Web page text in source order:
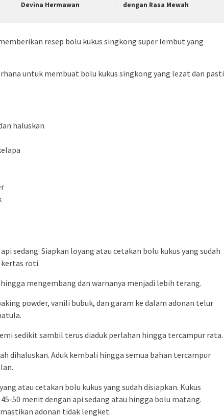
Devina Hermawan
dengan Rasa Mewah
resep bolu kukus singkong super lembut yang
untuk membuat bolu kukus singkong yang lezat dan pasti
haluskan
sedang. Siapkan loyang atau cetakan bolu kukus yang sudah
roti.
mengembang dan warnanya menjadi lebih terang.
powder, vanili bubuk, dan garam ke dalam adonan telur
sedikit sambil terus diaduk perlahan hingga tercampur rata.
dihaluskan. Aduk kembali hingga semua bahan tercampur
atau cetakan bolu kukus yang sudah disiapkan. Kukus
50 menit dengan api sedang atau hingga bolu matang.
adonan tidak lengket.